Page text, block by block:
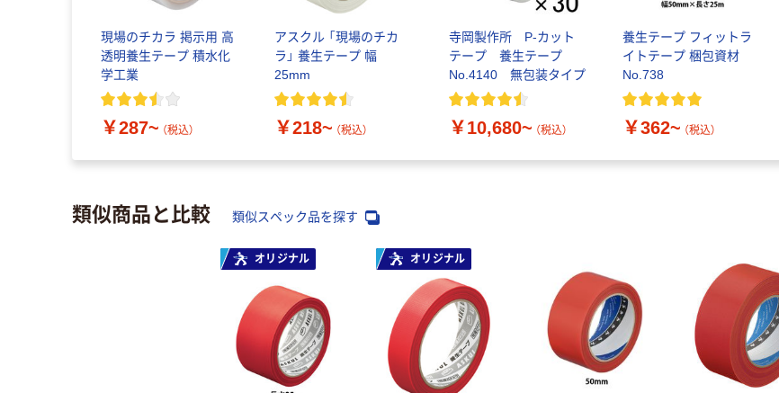
現場のチカラ 掲示用 高
透明養生テープ 積水化
学工業
￥287~ （税込）
アスクル 「現場のチカ
ラ」 養生テープ 幅
25mm
￥218~ （税込）
寺岡製作所 P-カット
テープ 養生テープ
No.4140 無包装タイプ
￥10,680~ （税込）
養生テープ フィットラ
イトテープ 梱包資材
No.738
￥362~ （税込）
類似商品と比較 類似スペック品を探す
オリジナル オリジナル